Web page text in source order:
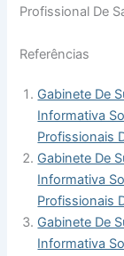
Profissional De
Referências
Gabinete De
Informativa
Profissionais
Gabinete De
Informativa
Profissionais
Gabinete De
Informativa